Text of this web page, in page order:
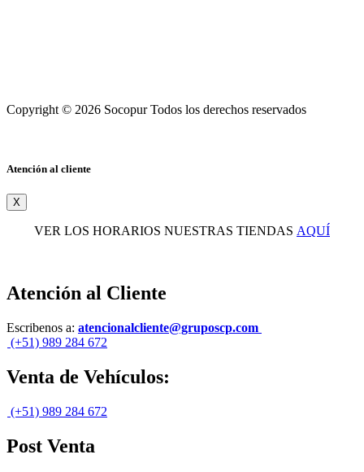
Copyright © 2026 Socopur Todos los derechos reservados
Atención al cliente
X
VER LOS HORARIOS NUESTRAS TIENDAS AQUÍ
Atención al Cliente
Escribenos a: atencionalcliente@gruposcp.com
(+51) 989 284 672
Venta de Vehículos:
(+51) 989 284 672
Post Venta